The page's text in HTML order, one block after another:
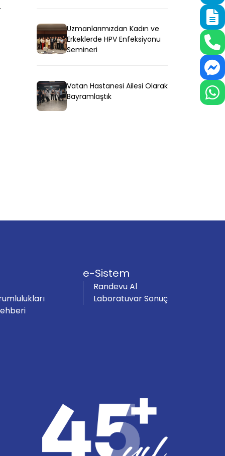
Uzmanlarımızdan Kadın ve
Erkeklerde HPV Enfeksiyonu
Semineri
Vatan Hastanesi Ailesi Olarak
Bayramlaştık
e-Sistem
Randevu Al
Laboratuvar Sonuç